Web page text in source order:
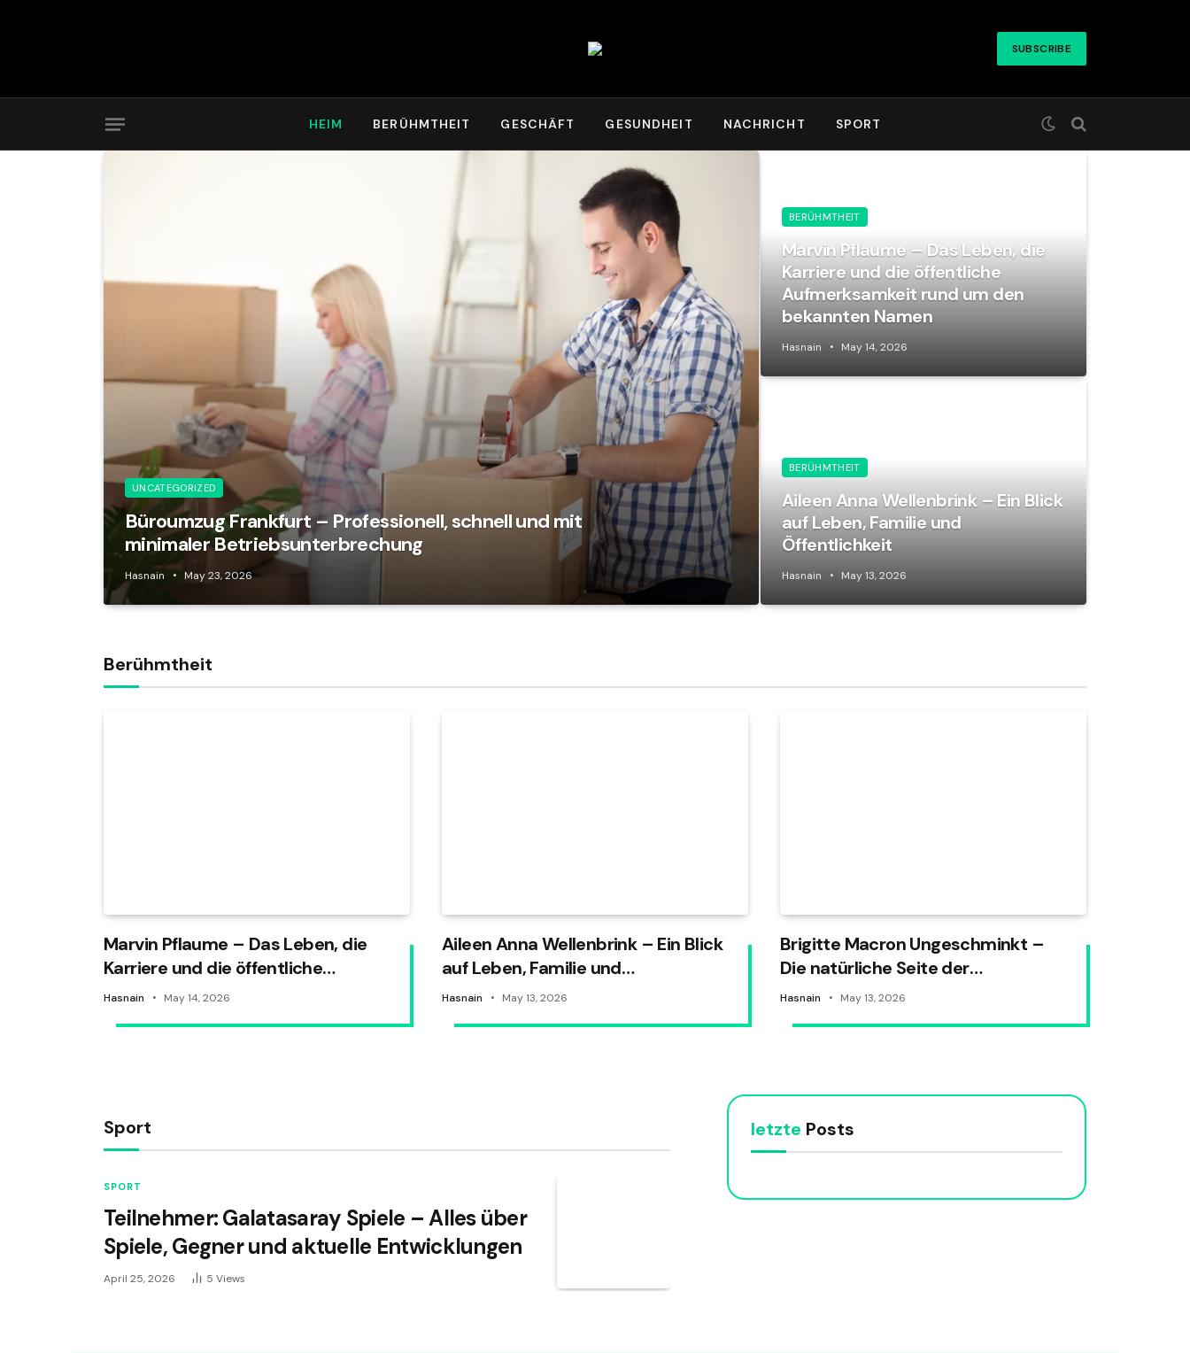
SUBSCRIBE
HEIM BERÜHMTHEIT GESCHÄFT GESUNDHEIT NACHRICHT SPORT
UNCATEGORIZED
Büroumzug Frankfurt – Professionell, schnell und mit
minimaler Betriebsunterbrechung
Hasnain May 23, 2026
BERÜHMTHEIT
Marvin Pflaume – Das Leben, die
Karriere und die öffentliche
Aufmerksamkeit rund um den
bekannten Namen
Hasnain May 14, 2026
BERÜHMTHEIT
Aileen Anna Wellenbrink – Ein Blick
auf Leben, Familie und
Öffentlichkeit
Hasnain May 13, 2026
Berühmtheit
Marvin Pflaume – Das Leben, die
Karriere und die öffentliche
Aufmerksamkeit rund um den
Hasnain May 14, 2026
Aileen Anna Wellenbrink – Ein Blick
auf Leben, Familie und
Öffentlichkeit
Hasnain May 13, 2026
Brigitte Macron Ungeschminkt –
Die natürliche Seite der
französischen First Lady
Hasnain May 13, 2026
Sport
SPORT
Teilnehmer: Galatasaray Spiele – Alles über
Spiele, Gegner und aktuelle Entwicklungen
April 25, 2026 5 Views
letzte Posts